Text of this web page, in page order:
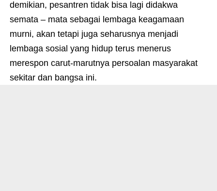
demikian, pesantren tidak bisa lagi didakwa
semata – mata sebagai lembaga keagamaan
murni, akan tetapi juga seharusnya menjadi
lembaga sosial yang hidup terus menerus
merespon carut-marutnya persoalan masyarakat
sekitar dan bangsa ini.